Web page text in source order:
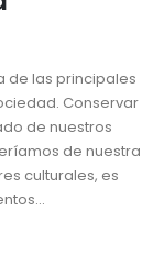
de las principales
Conservar
de nuestros
de nuestra
culturales, es